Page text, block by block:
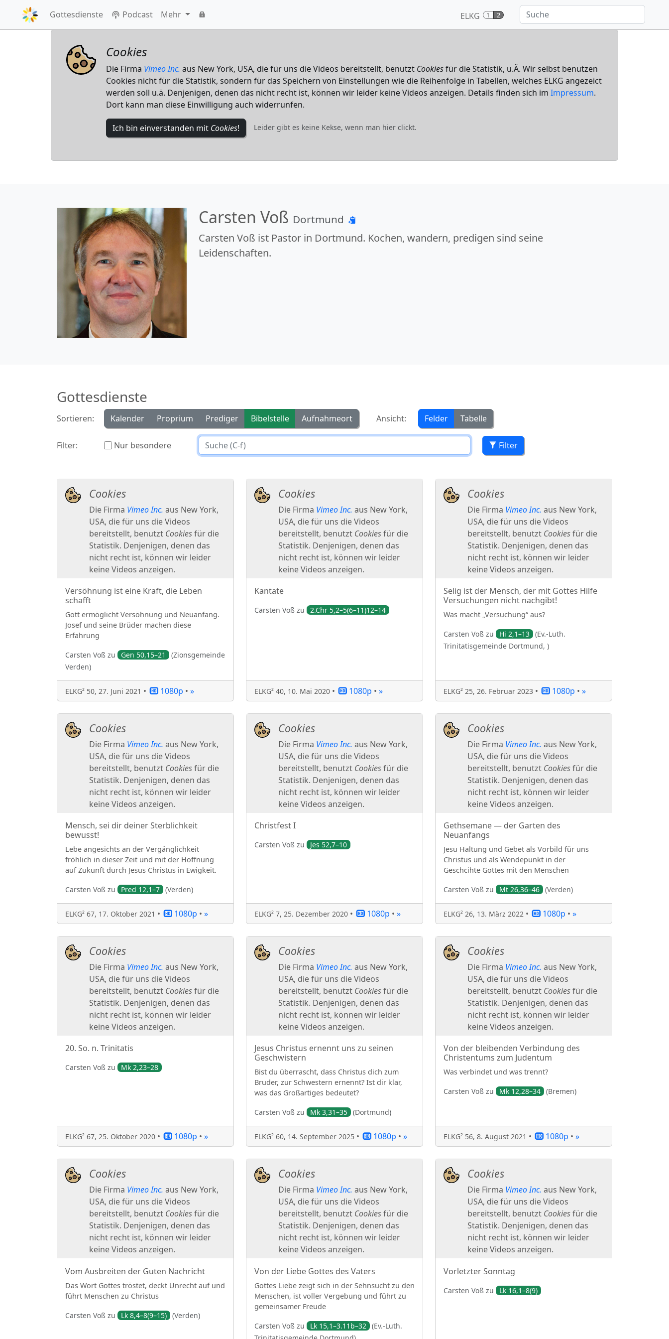
Gottesdienste Podcast Mehr ELKG 1 2
Cookies
Die Firma Vimeo Inc. aus New York, USA, die für uns die Videos bereitstellt, benutzt Cookiesfür die Statistik, u.Ä. Wir selbst benutzen
Cookies nicht für die Statistik, sondern für das Speichern von Einstellungen wie die Reihenfolge in Tabellen, welches ELKG angezeict
werden soll u.ä. Denjenigen, denen das nicht recht ist, können wir leider keine Videos anzeigen. Details finden sich im Impressum.
Dort kann man diese Einwilligung auch widerrunfen.
Ich bin einverstanden mit Cookies! Leider gibt es keine Kekse, wenn man hier clickt.
Carsten Voß Dortmund
Carsten Voß ist Pastor in Dortmund. Kochen, wandern, predigen sind seine
Leidenschaften.
Gottesdienste
Sortieren: Kalender Proprium Prediger Bibelstelle Aufnahmeort Ansicht: Felder Tabelle
Filter: Nur besondere Filter
Versöhnung ist eine Kraft, die Leben
schafft
Gott ermöglicht Versöhnung und Neuanfang.
Josef und seine Brüder machen diese
Erfahrung
Carsten Voß zu Gen 50,15–21 (Zionsgemeinde
Verden)
ELKG² 50, 27. Juni 2021 • 1080p • »
Kantate
Carsten Voß zu 2.Chr 5,2–5(6–11)12–14
ELKG² 40, 10. Mai 2020 • 1080p • »
Selig ist der Mensch, der mit Gottes Hilfe
Versuchungen nicht nachgibt!
Was macht „Versuchung“ aus?
Carsten Voß zu Hi 2,1–13 (Ev.-Luth.
Trinitatisgemeinde Dortmund, )
ELKG² 25, 26. Februar 2023 • 1080p • »
Mensch, sei dir deiner Sterblichkeit
bewusst!
Lebe angesichts an der Vergänglichkeit
fröhlich in dieser Zeit und mit der Hoffnung
auf Zukunft durch Jesus Christus in Ewigkeit.
Carsten Voß zu Pred 12,1–7 (Verden)
ELKG² 67, 17. Oktober 2021 • 1080p • »
Christfest I
Carsten Voß zu Jes 52,7–10
ELKG² 7, 25. Dezember 2020 • 1080p • »
Gethsemane — der Garten des
Neuanfangs
Jesu Haltung und Gebet als Vorbild für uns
Christus und als Wendepunkt in der
Geschcihte Gottes mit den Menschen
Carsten Voß zu Mt 26,36–46 (Verden)
ELKG² 26, 13. März 2022 • 1080p • »
20. So. n. Trinitatis
Carsten Voß zu Mk 2,23–28
ELKG² 67, 25. Oktober 2020 • 1080p • »
Jesus Christus ernennt uns zu seinen
Geschwistern
Bist du überrascht, dass Christus dich zum
Bruder, zur Schwestern ernennt? Ist dir klar,
was das Großartiges bedeutet?
Carsten Voß zu Mk 3,31–35 (Dortmund)
ELKG² 60, 14. September 2025 • 1080p • »
Von der bleibenden Verbindung des
Christentums zum Judentum
Was verbindet und was trennt?
Carsten Voß zu Mk 12,28–34 (Bremen)
ELKG² 56, 8. August 2021 • 1080p • »
Vom Ausbreiten der Guten Nachricht
Das Wort Gottes tröstet, deckt Unrecht auf und
führt Menschen zu Christus
Carsten Voß zu Lk 8,4–8(9–15) (Verden)
Von der Liebe Gottes des Vaters
Gottes Liebe zeigt sich in der Sehnsucht zu den
Menschen, ist voller Vergebung und führt zu
gemeinsamer Freude
Carsten Voß zu Lk 15,1–3.11b–32 (Ev.-Luth.
Vorletzter Sonntag
Carsten Voß zu Lk 16,1–8(9)